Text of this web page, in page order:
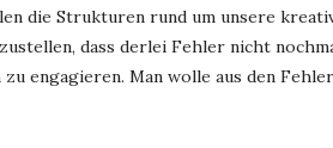
die Strukturen rund um unsere
dass derlei Fehler nicht
engagieren. Man wolle aus den